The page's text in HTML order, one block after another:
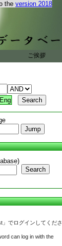
the version 2018
ご挨拶
Eng
Search
でログインしてくださ
can log in with the